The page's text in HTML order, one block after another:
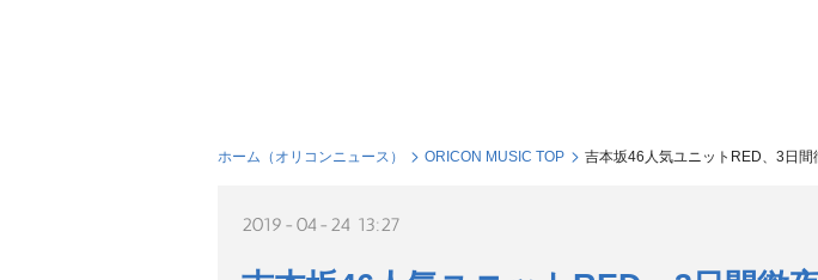
ホーム（オリコンニュース） ORICON MUSIC TOP 吉本坂46人気ユニットRED、3日間
2019-04-24 13:27